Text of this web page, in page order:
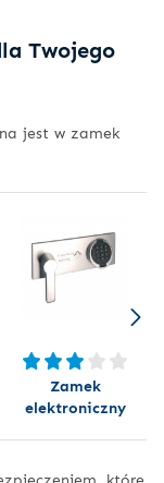
Twojego
jest w zamek
Zamek
elektroniczny
które